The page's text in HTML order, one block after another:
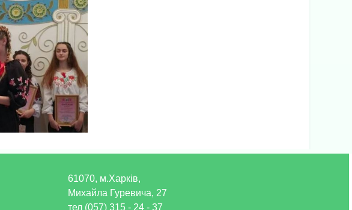
61070, м.Харків,
Михайла Гуревича, 27
тел (057) 315 - 24 - 37